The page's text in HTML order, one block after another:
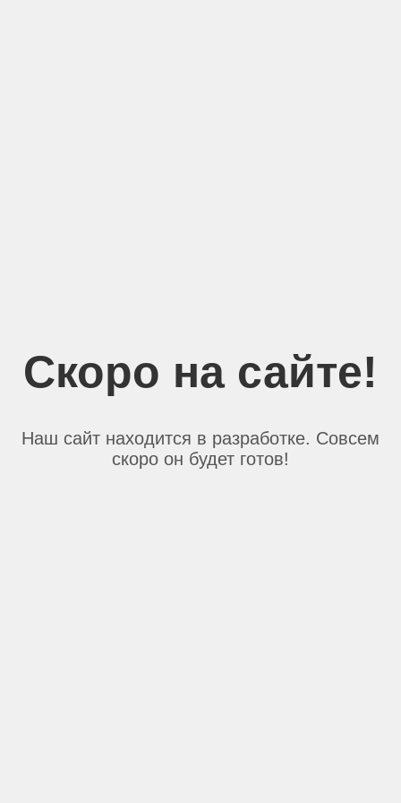
Скоро на сайте!
Наш сайт находится в разработке. Совсем
скоро он будет готов!